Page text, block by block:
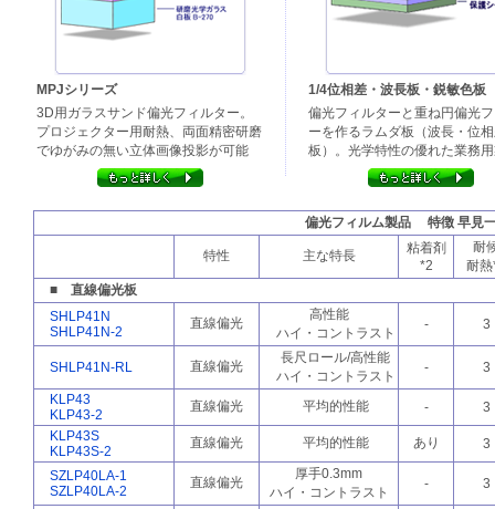
MPJシリーズ
1/4位相差・波長板・鋭敏色板
3D用ガラスサンド偏光フィルター。
プロジェクター用耐熱、両面精密研磨
でゆがみの無い立体画像投影が可能
偏光フィルターと重ね円偏光
ーを作るラムダ板（波長・位
板）。光学特性の優れた業務
偏光フィルム製品 特徴 早見
特性 主な特長
粘着剤
*2
耐
耐
■ 直線偏光板
SHLP41N
SHLP41N-2
直線偏光
高性能
ハイ・コントラスト
- 3
SHLP41N-RL 直線偏光
長尺ロール/高性能
ハイ・コントラスト
- 3
KLP43
KLP43-2
直線偏光 平均的性能 -
3
KLP43S
KLP43S-2
直線偏光 平均的性能 あり 3
SZLP40LA-1
SZLP40LA-2
直線偏光
厚手0.3mm
ハイ・コントラスト
- 3